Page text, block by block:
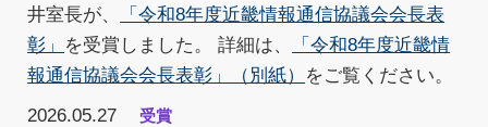
井室長が、
「令和8年度近畿情報通信協議会会長表
彰」
を受賞しました。 詳細は、
「令和8年度近畿情
報通信協議会会長表彰」（別紙）
をご覧ください。
2026.05.27
受賞